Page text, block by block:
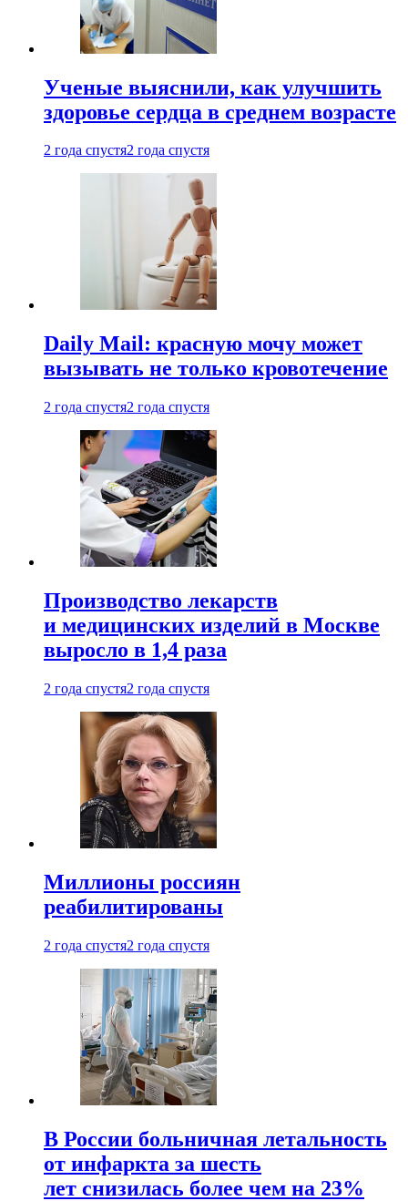
Ученые выяснили, как улучшить
здоровье сердца в среднем возрасте
2 года спустя2 года спустя
Daily Mail: красную мочу может
вызывать не только кровотечение
2 года спустя2 года спустя
Производство лекарств
и медицинских изделий в Москве
выросло в 1,4 раза
2 года спустя2 года спустя
Миллионы россиян
реабилитированы
2 года спустя2 года спустя
В России больничная летальность
от инфаркта за шесть
лет снизилась более чем на 23%